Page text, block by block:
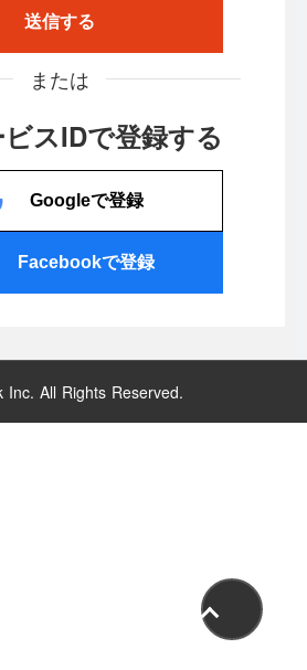
送信する
または
スIDで登録する
Googleで登録
Facebookで登録
Inc. All Rights Reserved.